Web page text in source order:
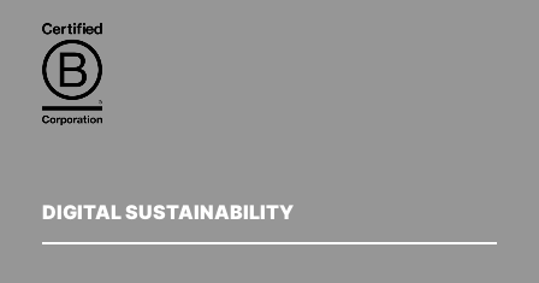
DIGITAL SUSTAINABILITY